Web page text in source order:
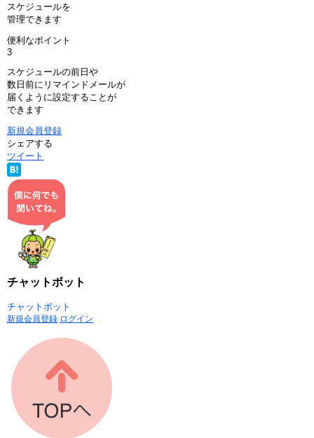
スケジュールを
管理できます
便利なポイント
3
スケジュールの前日や
数日前にリマインドメールが
届くように設定することが
できます
新規会員登録
シェアする
ツイート
チャットボット
チャットボット
新規会員登録 ログイン